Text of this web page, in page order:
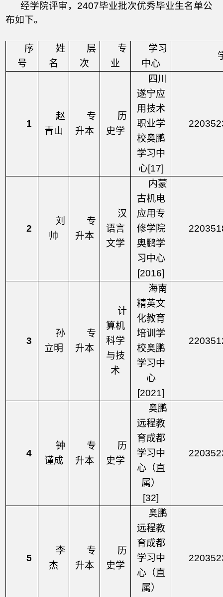
经学院评审， 2407毕业批次优秀毕业生名单公
布如下。
序
号
姓
名
层
次
专
业
学习
中心
1
赵
青山
专
升本
历
史学
四川
遂宁应
用技术
职业学
校奥鹏
学习中
心[17]
2
刘
帅
专
升本
汉
语言
文学
内蒙
古机电
应用专
修学院
奥鹏学
习中心
[2016]
3
孙
立明
专
升本
计
算机
科学
与技
术
海南
精英文
化教育
培训学
校奥鹏
学习中
心
[2021]
4
钟
谨成
专
升本
历
史学
奥鹏
远程教
育成都
学习中
心（直
属）
[32]
5
李
杰
专
升本
历
史学
奥鹏
远程教
育成都
学习中
心（直
属）